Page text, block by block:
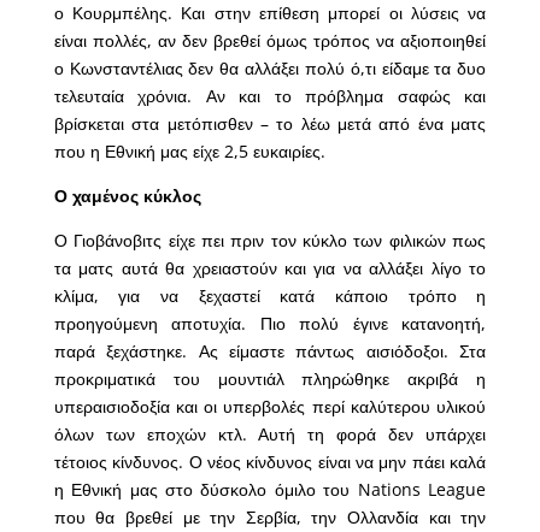
ο Κουρμπέλης. Και στην επίθεση μπορεί οι λύσεις να
είναι πολλές, αν δεν βρεθεί όμως τρόπος να αξιοποιηθεί
ο Κωνσταντέλιας δεν θα αλλάξει πολύ ό,τι είδαμε τα δυο
τελευταία χρόνια. Αν και το πρόβλημα σαφώς και
βρίσκεται στα μετόπισθεν – το λέω μετά από ένα ματς
που η Εθνική μας είχε 2,5 ευκαιρίες.
Ο χαμένος κύκλος
Ο Γιοβάνοβιτς είχε πει πριν τον κύκλο των φιλικών πως
τα ματς αυτά θα χρειαστούν και για να αλλάξει λίγο το
κλίμα, για να ξεχαστεί κατά κάποιο τρόπο η
προηγούμενη αποτυχία. Πιο πολύ έγινε κατανοητή,
παρά ξεχάστηκε. Ας είμαστε πάντως αισιόδοξοι. Στα
προκριματικά του μουντιάλ πληρώθηκε ακριβά η
υπεραισιοδοξία και οι υπερβολές περί καλύτερου υλικού
όλων των εποχών κτλ. Αυτή τη φορά δεν υπάρχει
τέτοιος κίνδυνος. Ο νέος κίνδυνος είναι να μην πάει καλά
η Εθνική μας στο δύσκολο όμιλο του Nations League
που θα βρεθεί με την Σερβία, την Ολλανδία και την